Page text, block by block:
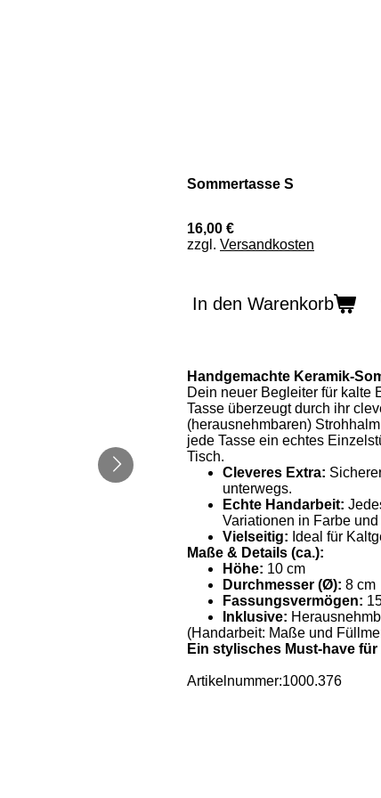
Sommertasse S
16,00 €
zzgl. Versandkosten
In den Warenkorb
Handgemachte Keramik-
Dein neuer Begleiter für kalte
Tasse überzeugt durch ihr
(herausnehmbaren)
jede Tasse ein echtes
Tisch.
Cleveres Extra:
unterwegs.
Echte Handarbeit:
Variationen in Farbe
Vielseitig: Ideal für
Maße & Details (ca.):
Höhe: 10 cm
Durchmesser (Ø): 8 cm
Fassungsvermögen:
Inklusive:
(Handarbeit: Maße und
Ein stylisches Must-have
Artikelnummer:1000.376